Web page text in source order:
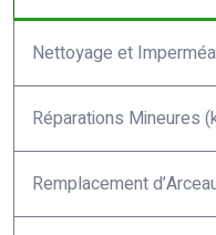
Nettoyage et
Réparations Mineures
Remplacement